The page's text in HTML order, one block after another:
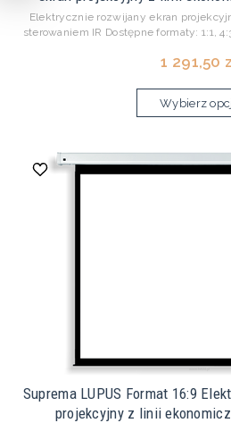
Elektrycznie rozwijany ekran
sterowaniem IR Dostępne formaty: 1:1,
1 291,50
Wybierz
Suprema LUPUS Format 16:9
projekcyjny z linii